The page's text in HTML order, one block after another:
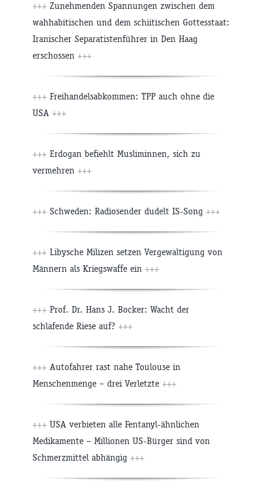
+++ Zunehmenden Spannungen zwischen dem
wahhabitischen und dem schiitischen Gottesstaat:
Iranischer Separatistenführer in Den Haag
erschossen +++
+++ Freihandelsabkommen: TPP auch ohne die
USA +++
+++ Erdogan befiehlt Musliminnen, sich zu
vermehren +++
+++ Schweden: Radiosender dudelt IS-Song +++
+++ Libysche Milizen setzen Vergewaltigung von
Männern als Kriegswaffe ein +++
+++ Prof. Dr. Hans J. Bocker: Wacht der
schlafende Riese auf? +++
+++ Autofahrer rast nahe Toulouse in
Menschenmenge – drei Verletzte +++
+++ USA verbieten alle Fentanyl-ähnlichen
Medikamente – Millionen US-Bürger sind von
Schmerzmittel abhängig +++